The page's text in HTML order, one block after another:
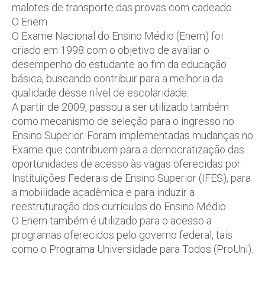
malotes de transporte das provas com cadeado.
O Enem
O Exame Nacional do Ensino Médio (Enem) foi
criado em 1998 com o objetivo de avaliar o
desempenho do estudante ao fim da educação
básica, buscando contribuir para a melhoria da
qualidade desse nível de escolaridade.
A partir de 2009, passou a ser utilizado também
como mecanismo de seleção para o ingresso no
Ensino Superior. Foram implementadas mudanças no
Exame que contribuem para a democratização das
oportunidades de acesso às vagas oferecidas por
Instituições Federais de Ensino Superior (IFES), para
a mobilidade acadêmica e para induzir a
reestruturação dos currículos do Ensino Médio.
O Enem também é utilizado para o acesso a
programas oferecidos pelo governo federal, tais
como o Programa Universidade para Todos (ProUni).